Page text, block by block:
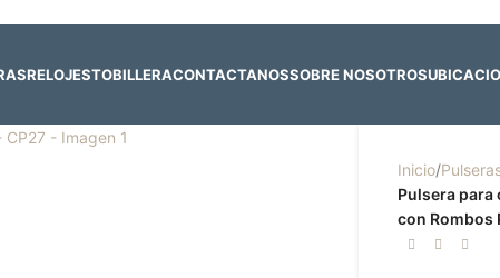
RELOJESTOBILLERACONTACTANOSSOBRE NOSOTROS
Inicio/
Pulsera para
con Rombos